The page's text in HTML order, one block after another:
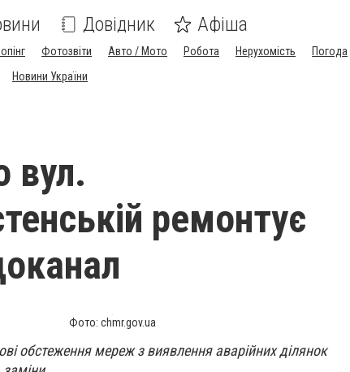
Довідник Афіша
Фотозвіти Авто / Мото Робота Нерухомість Погода
Новини України
вул.
ремонтує
Фото: chmr.gov.ua
обстеження мереж з виявлення аварійних ділянок